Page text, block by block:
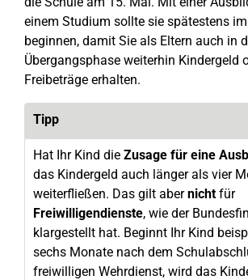
einem Studium sollte sie spätestens
beginnen, damit Sie als Eltern auch in
Übergangsphase weiterhin Kindergeld
Freibeträge erhalten.
Tipp
Hat Ihr Kind die Zusage für eine
das Kindergeld auch länger als vier
weiterfließen. Das gilt abernichtfür
Freiwilligendienste, wie der
klargestellt hat. Beginnt Ihr Kind
sechs Monate nach dem
freiwilligen Wehrdienst, wird das